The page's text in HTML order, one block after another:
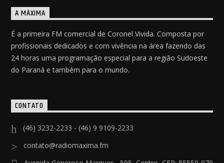
A MÁXIMA
É a primeira FM comercial de Coronel Vivida. Composta por
profissionais dedicados e com vivência na área fazendo das
24 horas uma programação especial para a região Sudoeste
do Paraná e também para o mundo.
CONTATO
(46) 3232-2233 - (46) 9 9109-2233
contato@radiomaxima.fm